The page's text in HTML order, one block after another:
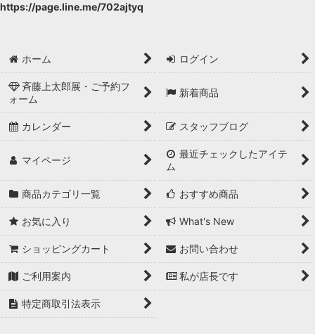
ショール
履物
ゆかた
男性用小物
和装小物
女性用：補正下着
お直し
https://page.line.me/702ajtyq
ホーム ログイン
斉藤上太郎展・ご予約フ
ォーム
新着商品
カレンダー スタッフブログ
マイページ
最近チェックしたアイテ
ム
商品カテゴリ一覧 おすすめ商品
お気に入り What's New
ショッピングカート お問い合わせ
ご利用案内 私が店長です
特定商取引法表示